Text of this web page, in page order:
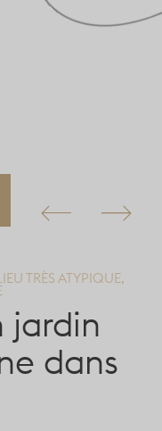
TRÈS ATYPIQUE,
jardin
dans